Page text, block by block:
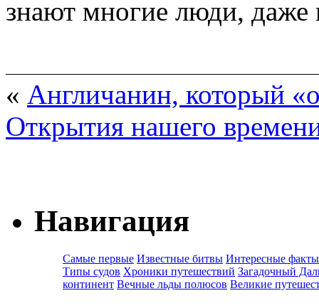
знают многие люди, даже
« Англичанин, который
Открытия нашего
Навигация
Самые первые Известные битвы Интересные факты
Типы судов Хроники путешествий Загадочный
континент Вечные льды полюсов Великие